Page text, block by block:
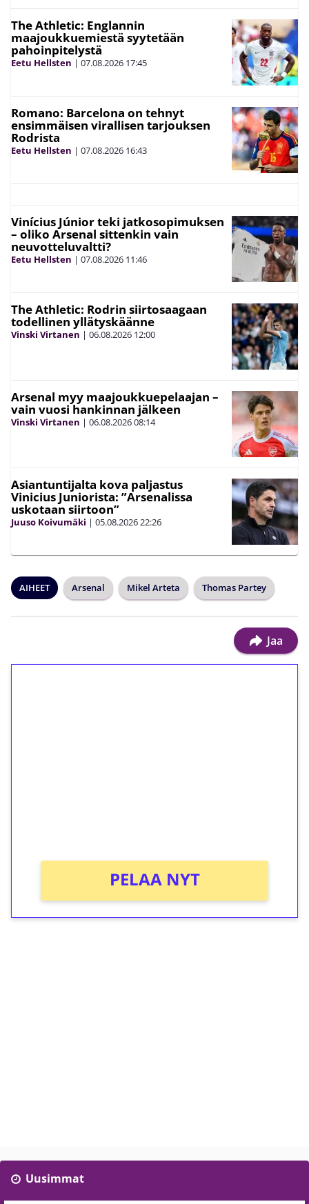
The Athletic: Englannin
maajoukkuemiestä syytetään
pahoinpitelystä
Eetu Hellsten | 07.08.2026 17:45
Romano: Barcelona on tehnyt
ensimmäisen virallisen tarjouksen
Rodrista
Eetu Hellsten | 07.08.2026 16:43
Vinícius Júnior teki jatkosopimuksen
– oliko Arsenal sittenkin vain
neuvotteluvaltti?
Eetu Hellsten | 07.08.2026 11:46
The Athletic: Rodrin siirtosaagaan
todellinen yllätyskäänne
Vinski Virtanen | 06.08.2026 12:00
Arsenal myy maajoukkuepelaajan –
vain vuosi hankinnan jälkeen
Vinski Virtanen | 06.08.202608:14
Asiantuntijalta kova paljastus
Vinicius Juniorista: ”Arsenalissa
uskotaan siirtoon”
Juuso Koivumäki | 05.08.202622:26
AIHEET Arsenal Mikel Arteta Thomas Partey
Jaa
PELAA NYT
Uusimmat